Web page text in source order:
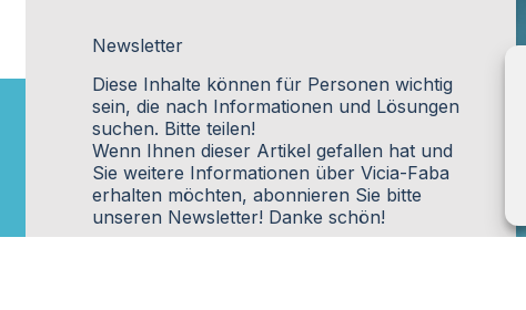
Newsletter
Diese Inhalte können für Personen wichtig
sein, die nach Informationen und Lösungen
suchen. Bitte teilen!
Wenn Ihnen dieser Artikel gefallen hat und
Sie weitere Informationen über Vicia-Faba
erhalten möchten, abonnieren Sie bitte
unseren Newsletter! Danke schön!